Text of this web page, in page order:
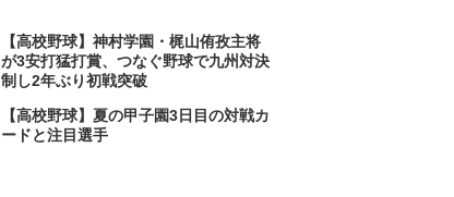
【高校野球】神村学園・梶山侑孜主将
が3安打猛打賞、つなぐ野球で九州対決
制し2年ぶり初戦突破
【高校野球】夏の甲子園3日目の対戦カ
ードと注目選手